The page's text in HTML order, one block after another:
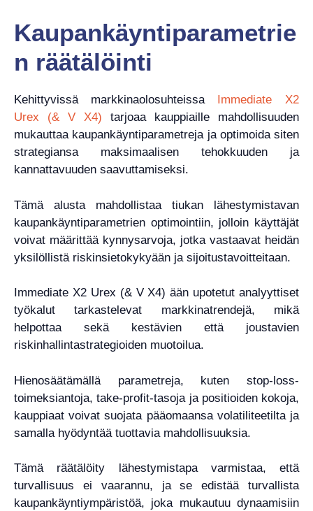
Kaupankäyntiparametrie
n räätälöinti
Kehittyvissä markkinaolosuhteissa
Immediate X2
Urex (& V X4) tarjoaa kauppiaille mahdollisuuden
mukauttaa kaupankäyntiparametreja ja optimoida siten
strategiansa maksimaalisen tehokkuuden ja
kannattavuuden saavuttamiseksi.
Tämä alusta mahdollistaa tiukan lähestymistavan
kaupankäyntiparametrien optimointiin, jolloin käyttäjät
voivat määrittää kynnysarvoja, jotka vastaavat heidän
yksilöllistä riskinsietokykyään ja sijoitustavoitteitaan.
Immediate X2 Urex (& V X4) ään upotetut analyyttiset
työkalut tarkastelevat markkinatrendejä, mikä
helpottaa sekä kestävien että joustavien
riskinhallintastrategioiden muotoilua.
Hienosäätämällä parametreja, kuten stop-loss-
toimeksiantoja, take-profit-tasoja ja positioiden kokoja,
kauppiaat voivat suojata pääomaansa volatiliteetilta ja
samalla hyödyntää tuottavia mahdollisuuksia.
Tämä räätälöity lähestymistapa varmistaa, että
turvallisuus ei vaarannu, ja se edistää turvallista
kaupankäyntiympäristöä, joka mukautuu dynaamisiin